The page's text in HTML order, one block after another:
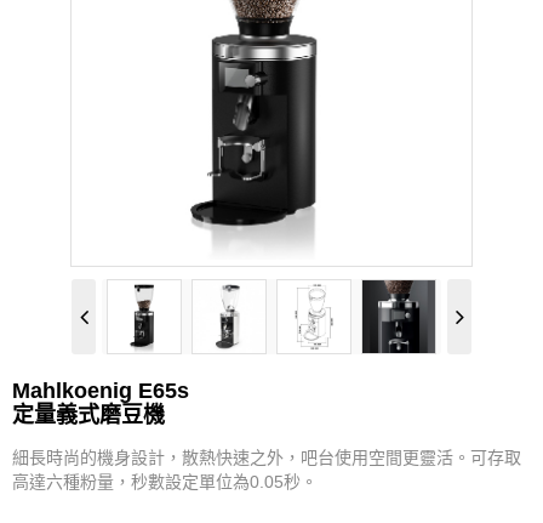
ETZINGER
Watchget
TAKAHIRO
Mahlkoenig E65s
定量義式磨豆機
細長時尚的機身設計，散熱快速之外，吧台使用空間更靈活。可存取
高達六種粉量，秒數設定單位為0.05秒。